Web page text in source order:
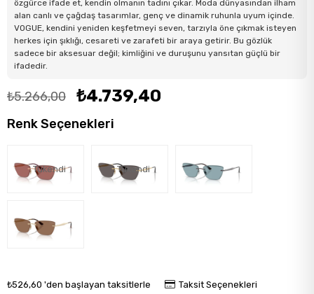
özgürce ifade et, kendin olmanın tadını çıkar. Moda dünyasından ilham
alan canlı ve çağdaş tasarımlar, genç ve dinamik ruhunla uyum içinde.
VOGUE, kendini yeniden keşfetmeyi seven, tarzıyla öne çıkmak isteyen
herkes için şıklığı, cesareti ve zarafeti bir araya getirir. Bu gözlük
sadece bir aksesuar değil; kimliğini ve duruşunu yansıtan güçlü bir
ifadedir.
₺5.266,00 ₺4.739,40
Renk Seçenekleri
Tükendi Tükendi
₺526,60 'den başlayan taksitlerle Taksit Seçenekleri